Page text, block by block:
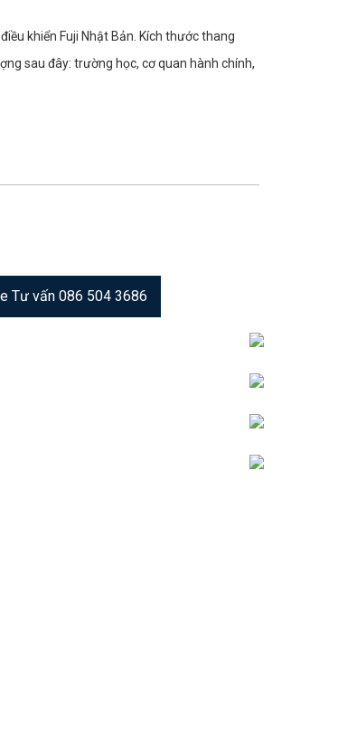
khiển Fuji Nhật Bản. Kích thước thang
sau đây: trường học, cơ quan hành chính,
Tư vấn 086 504 3686